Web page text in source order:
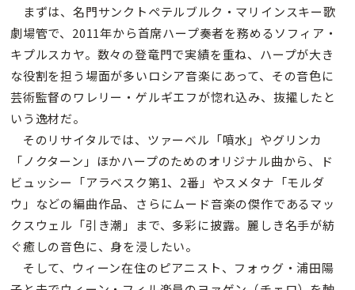
まずは、名門サンクトペテルブルク・マリインスキー歌
劇場管で、2011年から首席ハープ奏者を務めるソフィア・
キプルスカヤ。数々の登竜門で実績を重ね、ハープが大き
な役割を担う場面が多いロシア音楽にあって、その音色に
芸術監督のワレリー・ゲルギエフが惚れ込み、抜擢したと
いう逸材だ。
そのリサイタルでは、ツァーベル「噴水」やグリンカ
「ノクターン」ほかハープのためのオリジナル曲から、ド
ビュッシー「アラベスク第1、2番」やスメタナ「モルダ
ウ」などの編曲作品、さらにムード音楽の傑作であるマッ
クスウェル「引き潮」まで、多彩に披露。麗しき名手が紡
ぐ癒しの音色に、身を浸したい。
そして、ウィーン在住のピアニスト、フォゥグ・浦田陽